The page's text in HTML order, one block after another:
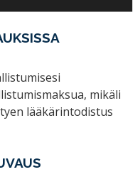
mikäli
lääkärintodistus